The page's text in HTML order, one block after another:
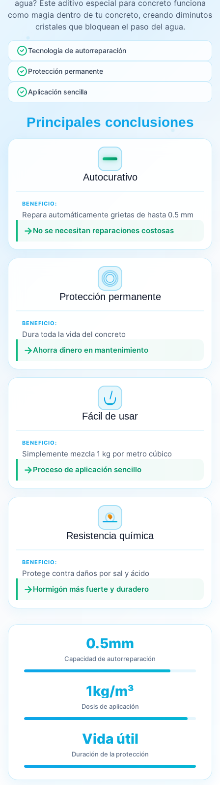
agua? Este aditivo especial para concreto funciona
como magia dentro de tu concreto, creando diminutos
cristales que bloquean el paso del agua.
Tecnología de autorreparación
Protección permanente
Aplicación sencilla
Principales conclusiones
Autocurativo
BENEFICIO:
Repara automáticamente grietas de hasta 0.5 mm
→No se necesitan reparaciones costosas
Protección permanente
BENEFICIO:
Dura toda la vida del concreto
→Ahorra dinero en mantenimiento
Fácil de usar
BENEFICIO:
Simplemente mezcla 1 kg por metro cúbico
→Proceso de aplicación sencillo
Resistencia química
BENEFICIO:
Protege contra daños por sal y ácido
→Hormigón más fuerte y duradero
0.5mm
Capacidad de autorreparación
1kg/m³
Dosis de aplicación
Vida útil
Duración de la protección